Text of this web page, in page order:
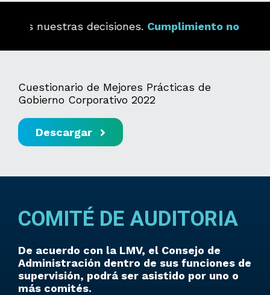
decisiones.Cumplimiento normativo:
Cuestionario de Mejores Prácticas de
Gobierno Corporativo 2022
Descargar
COMITÉ DE AUDITORIA
De acuerdo con la LMV, el Consejo de
Administración dentro de sus funciones de
supervisión, podrá ser asistido por uno o
más comités.